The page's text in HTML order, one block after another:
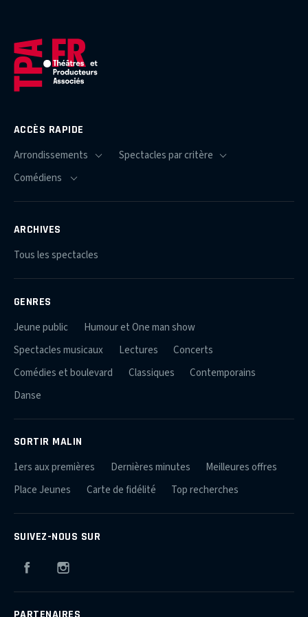
ACCÈS RAPIDE
ARCHIVES
Tous les spectacles
GENRES
Jeune public
Humour et One man show
Spectacles musicaux
Lectures
Concerts
Comédies et boulevard
Classiques
Contemporains
Danse
SORTIR MALIN
1ers aux premières Dernières minutes
Meilleures offres
Place Jeunes
Carte de fidélité Top recherches
SUIVEZ-NOUS SUR
Facebook
PARTENAIRES